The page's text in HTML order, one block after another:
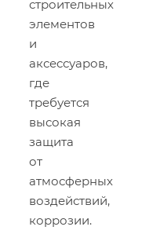
строительных
элементов
и
аксессуаров,
где
требуется
высокая
защита
от
атмосферных
воздействий,
коррозии.